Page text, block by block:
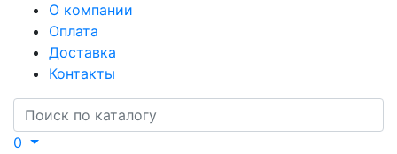
О компании
Оплата
Доставка
Контакты
Search
0